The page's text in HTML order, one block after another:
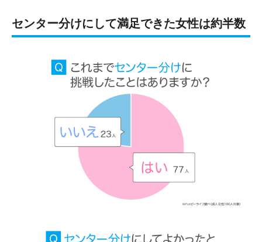
センター分けにして満足できた女性は約半数